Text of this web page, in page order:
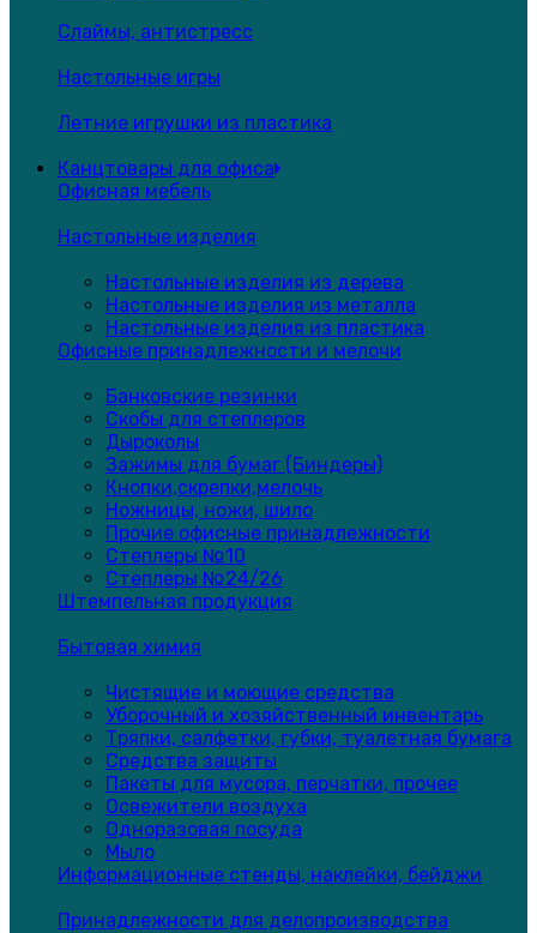
Слаймы, антистресс
Настольные игры
Летние игрушки из пластика
Канцтовары для офиса
Офисная мебель
Настольные изделия
Настольные изделия из дерева
Настольные изделия из металла
Настольные изделия из пластика
Офисные принадлежности и мелочи
Банковские резинки
Скобы для степлеров
Дыроколы
Зажимы для бумаг (Биндеры)
Кнопки,скрепки,мелочь
Ножницы, ножи, шило
Прочие офисные принадлежности
Степлеры №10
Степлеры №24/26
Штемпельная продукция
Бытовая химия
Чистящие и моющие средства
Уборочный и хозяйственный инвентарь
Тряпки, салфетки, губки, туалетная бумага
Средства защиты
Пакеты для мусора, перчатки, прочее
Освежители воздуха
Одноразовая посуда
Мыло
Информационные стенды, наклейки, бейджи
Принадлежности для делопроизводства